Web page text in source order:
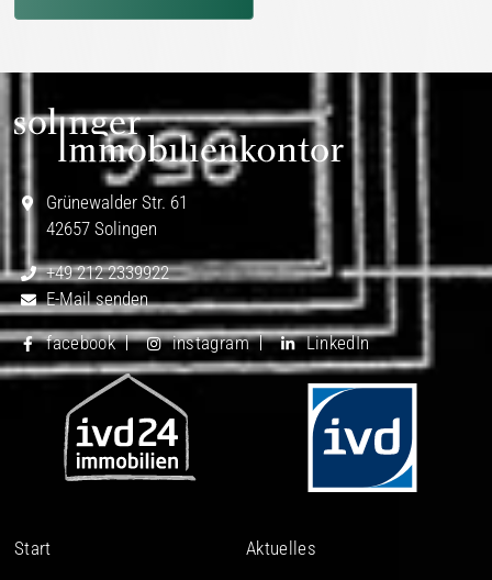
Grünewalder Str. 61
42657 Solingen
+49 212 2339922
E-Mail senden
facebook
instagram LinkedIn
Start
Aktuelles